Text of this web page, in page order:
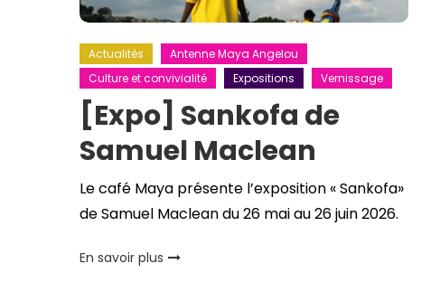
Actualités
Antenne Maya Angelou
Culture et convivialité
Expositions Vernissage
[Expo] Sankofa de
Samuel Maclean
Le café Maya présente l’exposition « Sankofa»
de Samuel Maclean du 26 mai au 26 juin 2026.
En savoir plus